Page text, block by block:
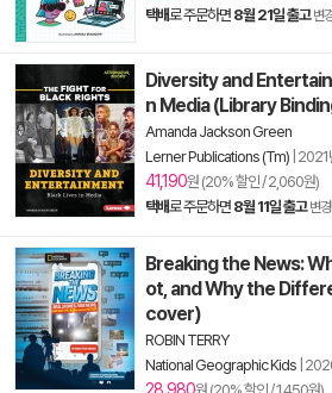
택배로 주문하면 8월 21일 출고 변
Diversity and
n Media (Library
Amanda Jackson Green
Lerner Publications (Tm) 2021
41,190원 (20% 할인 / 2,060원)
택배로 주문하면 8월 11일 출고 변경
Breaking the News:
ot, and Why the
cover)
ROBIN TERRY
National Geographic Kids